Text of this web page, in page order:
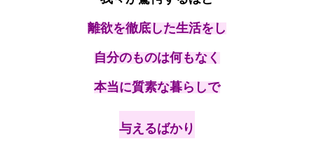
離欲を徹底した生活をし
自分のものは何もなく
本当に質素な暮らしで
与えるばかり